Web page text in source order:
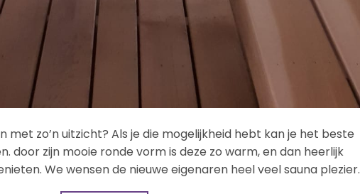
met zo’n uitzicht? Als je die mogelijkheid hebt kan je het beste
door zijn mooie ronde vorm is deze zo warm, en dan heerlijk
We wensen de nieuwe eigenaren heel veel sauna plezier.